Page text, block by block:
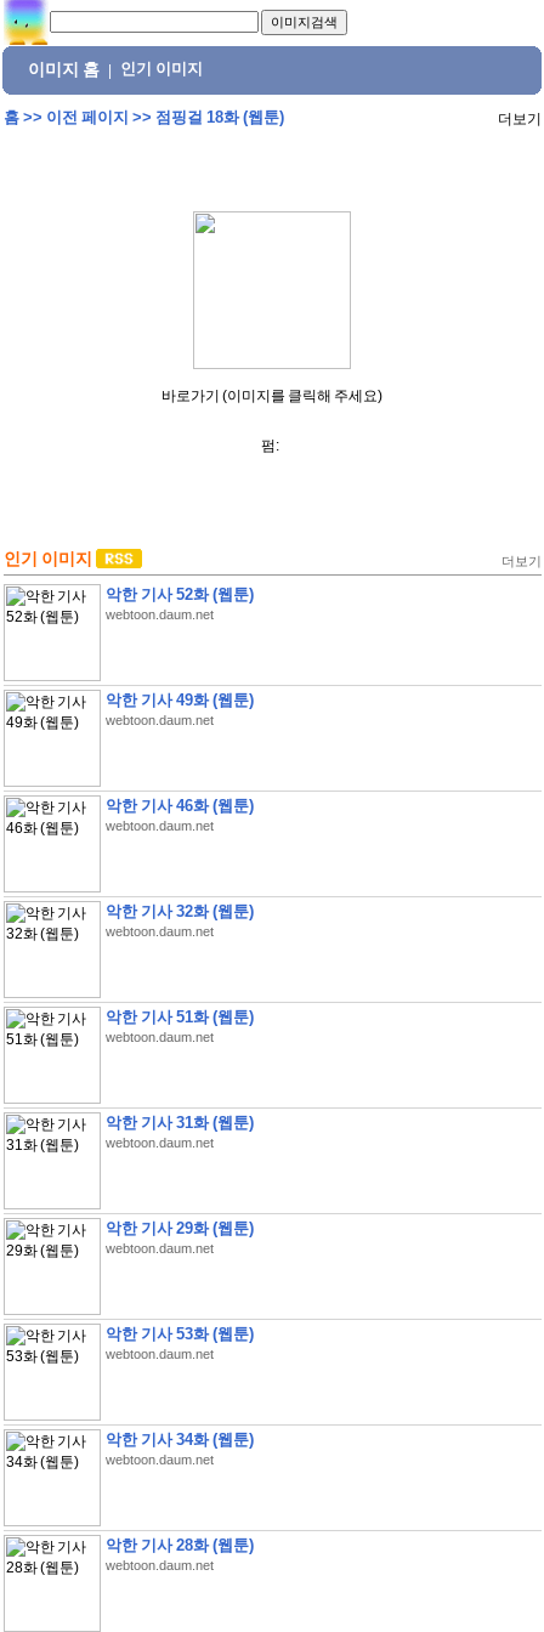
이미지 홈 인기 이미지
홈>> 이전 페이지 >> 점핑걸 18화 (웹툰) 더보기
바로가기 (이미지를 클릭해 주세요)
펌:
인기 이미지 더보기
악한 기사 52화 (웹툰)
webtoon.daum.net
악한 기사 49화 (웹툰)
webtoon.daum.net
악한 기사 46화 (웹툰)
webtoon.daum.net
악한 기사 32화 (웹툰)
webtoon.daum.net
악한 기사 51화 (웹툰)
webtoon.daum.net
악한 기사 31화 (웹툰)
webtoon.daum.net
악한 기사 29화 (웹툰)
webtoon.daum.net
악한 기사 53화 (웹툰)
webtoon.daum.net
악한 기사 34화 (웹툰)
webtoon.daum.net
악한 기사 28화 (웹툰)
webtoon.daum.net